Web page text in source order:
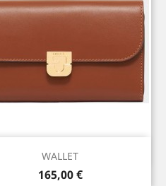
WALLET
Prix
165,00 €
Aperçu rapide